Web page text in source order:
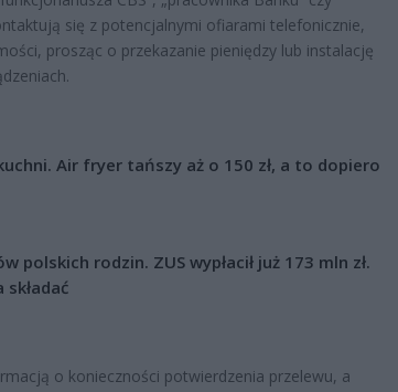
się z potencjalnymi ofiarami telefonicznie,
prosząc o przekazanie pieniędzy lub instalację
Air fryer tańszy aż o 150 zł, a to dopiero
polskich rodzin. ZUS wypłacił już 173 mln zł.
o konieczności potwierdzenia przelewu, a